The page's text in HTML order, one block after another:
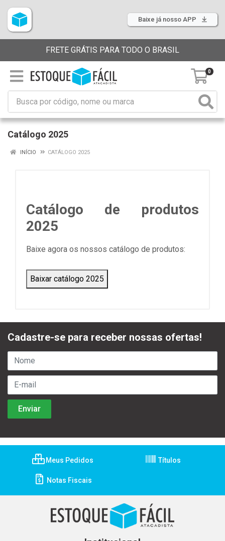
Baixe já nosso APP
FRETE GRÁTIS PARA TODO O BRASIL
0
Catálogo 2025
INÍCIO CATÁLOGO 2025
Catálogo de produtos
2025
Baixe agora os nossos catálogo de produtos:
Baixar catálogo 2025
Cadastre-se para receber nossas ofertas!
Meus Pedidos Títulos
Notas Fiscais